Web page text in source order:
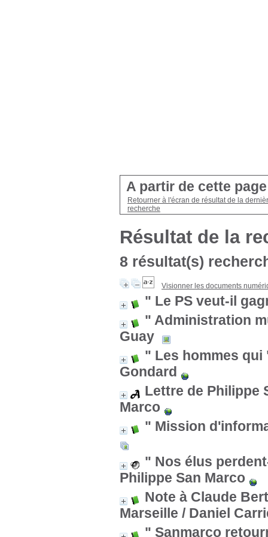
A partir de cette
Retourner à l'écran de résultat de la
recherche
Résultat de la
8 résultat(s)
Visionner les documents
" Le PS veut-il
" Administration
Guay
" Les hommes
Gondard
Lettre de Philippe
Marco
" Mission
" Nos élus
Philippe San Marco
Note à Claude
Marseille / Daniel
" Sanmarco